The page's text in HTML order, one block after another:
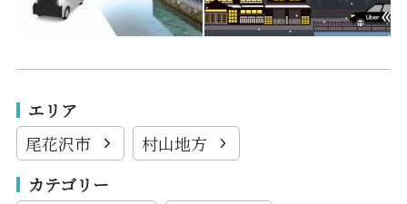
エリア
尾花沢市
村山地方
カテゴリー